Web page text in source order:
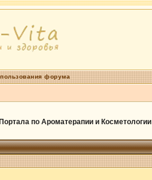
форума
по Ароматерапии и Косметологии